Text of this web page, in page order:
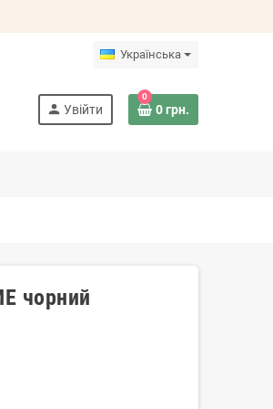
Українська
person Увійти
0
0 грн.
чорний